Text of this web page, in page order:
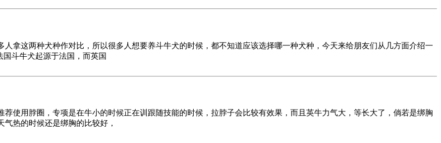
拿这两种犬种作对比，所以很多人想要养斗牛犬的时候，都不知道应该选择哪一种犬种，今天来给朋友们从几方面介绍一
斗牛犬起源于法国，而英国
使用脖圈，专项是在牛小的时候正在训跟随技能的时候，拉脖子会比较有效果，而且英牛力气大，等长大了，倘若是绑胸
热的时候还是绑胸的比较好，